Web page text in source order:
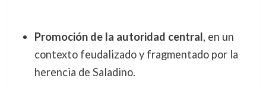
Promoción de la autoridad central, en un
contexto feudalizado y fragmentado por la
herencia de Saladino.